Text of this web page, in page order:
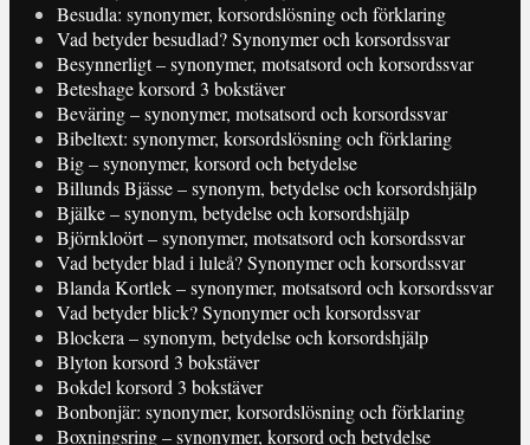
Besudla: synonymer, korsordslösning och förklaring
Vad betyder besudlad? Synonymer och korsordssvar
Besynnerligt – synonymer, motsatsord och korsordssvar
Beteshage korsord 3 bokstäver
Beväring – synonymer, motsatsord och korsordssvar
Bibeltext: synonymer, korsordslösning och förklaring
Big – synonymer, korsord och betydelse
Billunds Bjässe – synonym, betydelse och korsordshjälp
Bjälke – synonym, betydelse och korsordshjälp
Björnkloört – synonymer, motsatsord och korsordssvar
Vad betyder blad i luleå? Synonymer och korsordssvar
Blanda Kortlek – synonymer, motsatsord och korsordssvar
Vad betyder blick? Synonymer och korsordssvar
Blockera – synonym, betydelse och korsordshjälp
Blyton korsord 3 bokstäver
Bokdel korsord 3 bokstäver
Bonbonjär: synonymer, korsordslösning och förklaring
Boxningsring – synonymer, korsord och betydelse